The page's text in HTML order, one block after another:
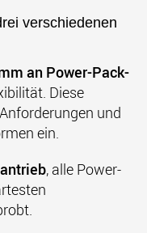
verschiedenen
an Power-Pack-
Diese
und
ein.
, alle Power-